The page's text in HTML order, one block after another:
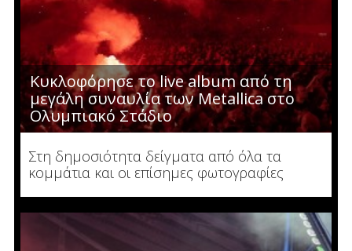
Κυκλοφόρησε το live album από τη
μεγάλη συναυλία των Metallica στο
Ολυμπιακό Στάδιο
Στη δημοσιότητα δείγματα από όλα τα
κομμάτια και οι επίσημες φωτογραφίες